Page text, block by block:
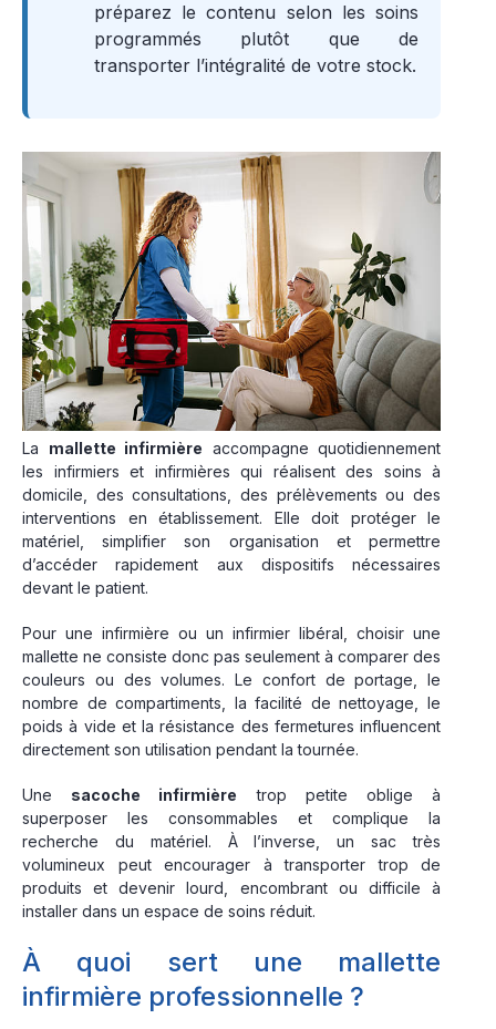
préparez le contenu selon les soins
programmés plutôt que de
transporter l’intégralité de votre stock.
La mallette infirmière accompagne quotidiennement
les infirmiers et infirmières qui réalisent des soins à
domicile, des consultations, des prélèvements ou des
interventions en établissement. Elle doit protéger le
matériel, simplifier son organisation et permettre
d’accéder rapidement aux dispositifs nécessaires
devant le patient.
Pour une infirmière ou un infirmier libéral, choisir une
mallette ne consiste donc pas seulement à comparer des
couleurs ou des volumes. Le confort de portage, le
nombre de compartiments, la facilité de nettoyage, le
poids à vide et la résistance des fermetures influencent
directement son utilisation pendant la tournée.
Une sacoche infirmière trop petite oblige à
superposer les consommables et complique la
recherche du matériel. À l’inverse, un sac très
volumineux peut encourager à transporter trop de
produits et devenir lourd, encombrant ou difficile à
installer dans un espace de soins réduit.
À quoi sert une mallette
infirmière professionnelle ?